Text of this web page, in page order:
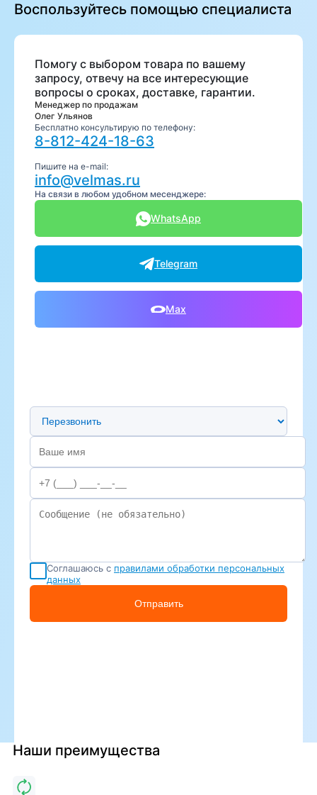
Воспользуйтесь помощью специалиста
Помогу с выбором товара по вашему
запросу, отвечу на все интересующие
вопросы о сроках, доставке, гарантии.
Менеджер по продажам
Олег Ульянов
Бесплатно консультирую по телефону:
8-812-424-18-63
Пишите на e-mail:
info@velmas.ru
На связи в любом удобном месенджере:
WhatsApp
Telegram
Max
Предпочтительный способ связи
Соглашаюсь с правилами обработки персональных
данных
Отправить
Наши преимущества